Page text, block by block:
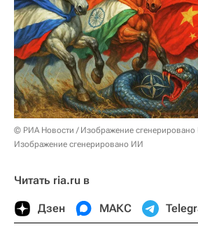
© РИА Новости / Изображение
Изображение сгенерировано ИИ
Читать ria.ru в
Дзен МАКС